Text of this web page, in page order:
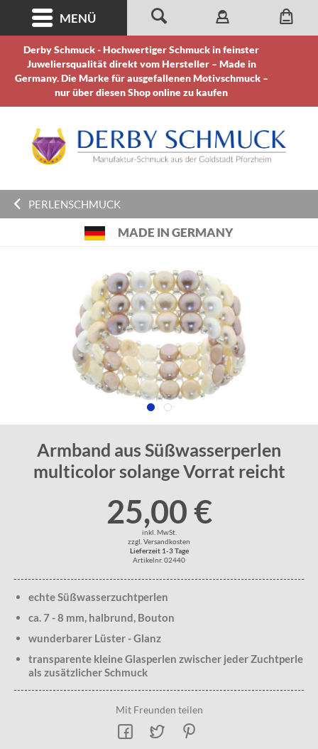
Derby Schmuck - Hochwertiger Schmuck in feinster
Juweliersqualität direkt vom Hersteller – Made in
Germany. Die Marke für ausgefallenen Motivschmuck –
nur über diesen Shop online zu kaufen
MENÜ
PERLENSCHMUCK
MADE IN GERMANY
Armband aus Süßwasserperlen
multicolor solange Vorrat reicht
25,00 €
inkl. MwSt.
zzgl. Versandkosten
Lieferzeit 1-3 Tage
Artikelnr. 02440
echte Süßwasserzuchtperlen
ca. 7 - 8 mm, halbrund, Bouton
wunderbarer Lüster - Glanz
transparente kleine Glasperlen zwischer jeder Zuchtperle
als zusätzlicher Schmuck
Mit Freunden teilen